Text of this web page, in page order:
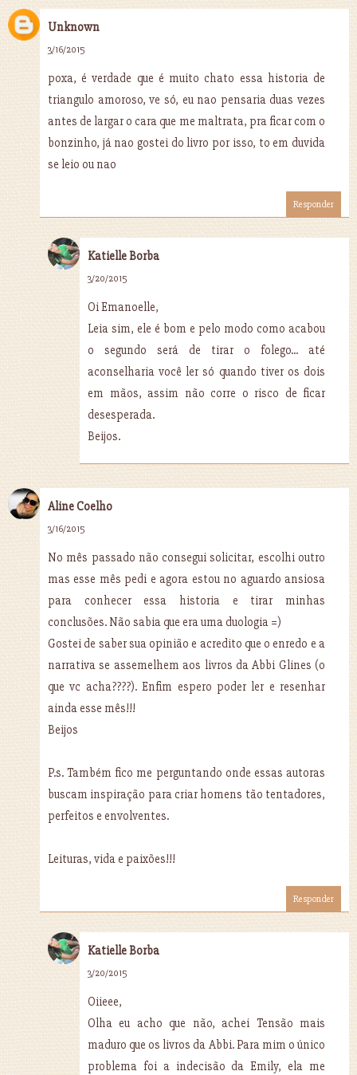
Unknown
3/16/2015
poxa, é verdade que é muito chato essa historia de
triangulo amoroso, ve só, eu nao pensaria duas vezes
antes de largar o cara que me maltrata, pra ficar com o
bonzinho, já nao gostei do livro por isso, to em duvida
se leio ou nao
Responder
Katielle Borba
3/20/2015
Oi Emanoelle,
Leia sim, ele é bom e pelo modo como acabou
o segundo será de tirar o folego... até
aconselharia você ler só quando tiver os dois
em mãos, assim não corre o risco de ficar
desesperada.
Beijos.
Aline Coelho
3/16/2015
No mês passado não consegui solicitar, escolhi outro
mas esse mês pedi e agora estou no aguardo ansiosa
para conhecer essa historia e tirar minhas
conclusões. Não sabia que era uma duologia =)
Gostei de saber sua opinião e acredito que o enredo e a
narrativa se assemelhem aos livros da Abbi Glines (o
que vc acha????). Enfim espero poder ler e resenhar
ainda esse mês!!!
Beijos
P.s. Também fico me perguntando onde essas autoras
buscam inspiração para criar homens tão tentadores,
perfeitos e envolventes.
Leituras, vida e paixões!!!
Responder
Katielle Borba
3/20/2015
Oiieee,
Olha eu acho que não, achei Tensão mais
maduro que os livros da Abbi. Para mim o único
problema foi a indecisão da Emily, ela me